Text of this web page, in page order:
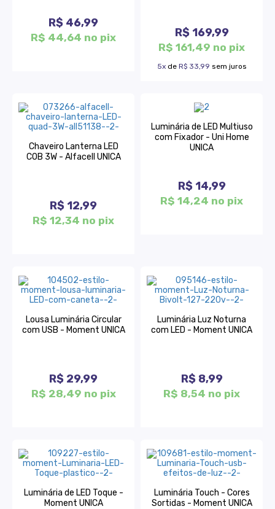
R$ 46,99
R$ 44,64 no pix R$ 169,99
R$ 161,49 no pix
5xde R$ 33,99 sem juros
Chaveiro Lanterna LED
COB 3W - Alfacell UNICA
R$ 12,99
R$ 12,34 no pix
Luminária de LED Multiuso
com Fixador - Uni Home
UNICA
R$ 14,99
R$ 14,24 no pix
Lousa Luminária Circular
com USB - Moment UNICA
R$ 29,99
R$ 28,49 no pix
Luminária Luz Noturna
com LED - Moment UNICA
R$ 8,99
R$ 8,54 no pix
Luminária de LED Toque -
Moment UNICA
Luminária Touch - Cores
Sortidas - Moment UNICA